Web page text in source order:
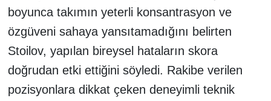
boyunca takımın yeterli konsantrasyon ve
özgüveni sahaya yansıtamadığını belirten
Stoilov, yapılan bireysel hataların skora
doğrudan etki ettiğini söyledi. Rakibe verilen
pozisyonlara dikkat çeken deneyimli teknik